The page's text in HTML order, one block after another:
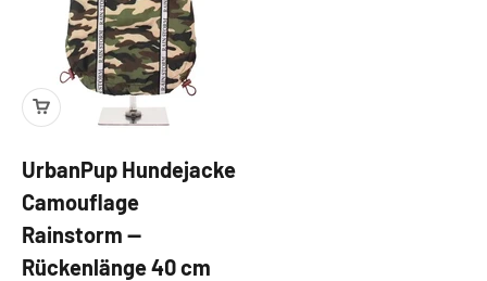
UrbanPup Hundejacke
Camouflage
Rainstorm —
Rückenlänge 40 cm